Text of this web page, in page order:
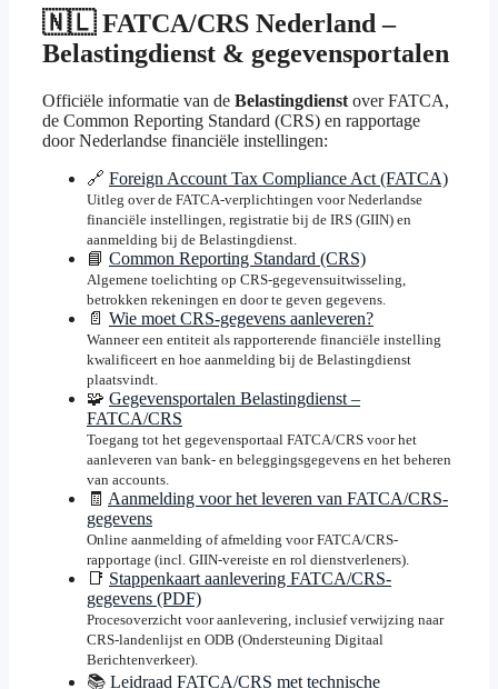
🇳🇱 FATCA/CRS Nederland –
Belastingdienst & gegevensportalen
Officiële informatie van de Belastingdienst over FATCA,
de Common Reporting Standard (CRS) en rapportage
door Nederlandse financiële instellingen:
🔗 Foreign Account Tax Compliance Act (FATCA)
Uitleg over de FATCA-verplichtingen voor Nederlandse
financiële instellingen, registratie bij de IRS (GIIN) en
aanmelding bij de Belastingdienst.
📘 Common Reporting Standard (CRS)
Algemene toelichting op CRS-gegevensuitwisseling,
betrokken rekeningen en door te geven gegevens.
📄 Wie moet CRS-gegevens aanleveren?
Wanneer een entiteit als rapporterende financiële instelling
kwalificeert en hoe aanmelding bij de Belastingdienst
plaatsvindt.
🧩 Gegevensportalen Belastingdienst –
FATCA/CRS
Toegang tot het gegevensportaal FATCA/CRS voor het
aanleveren van bank- en beleggingsgegevens en het beheren
van accounts.
🧾 Aanmelding voor het leveren van FATCA/CRS-
gegevens
Online aanmelding of afmelding voor FATCA/CRS-
rapportage (incl. GIIN-vereiste en rol dienstverleners).
📑 Stappenkaart aanlevering FATCA/CRS-
gegevens (PDF)
Procesoverzicht voor aanlevering, inclusief verwijzing naar
CRS-landenlijst en ODB (Ondersteuning Digitaal
Berichtenverkeer).
📚 Leidraad FATCA/CRS met technische